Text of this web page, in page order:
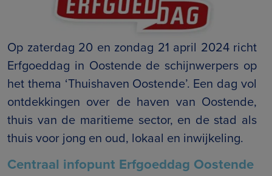
Op zaterdag 20 en zondag 21 april 2024 richt
Erfgoeddag in Oostende de schijnwerpers op
het thema ‘Thuishaven Oostende’. Een dag vol
ontdekkingen over de haven van Oostende,
thuis van de maritieme sector, en de stad als
thuis voor jong en oud, lokaal en inwijkeling.
Centraal infopunt Erfgoeddag Oostende